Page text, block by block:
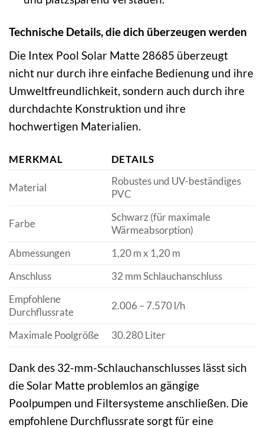
Technische Details, die dich überzeugen werden
Die Intex Pool Solar Matte 28685 überzeugt
nicht nur durch ihre einfache Bedienung und ihre
Umweltfreundlichkeit, sondern auch durch ihre
durchdachte Konstruktion und ihre
hochwertigen Materialien.
MERKMAL DETAILS
Material
Robustes und UV-beständiges
PVC
Farbe
Schwarz (für maximale
Wärmeabsorption)
Abmessungen
1,20 m x 1,20 m
Anschluss
32 mm Schlauchanschluss
Empfohlene
Durchflussrate
2.006 – 7.570 l/h
Maximale Poolgröße 30.280 Liter
Dank des 32-mm-Schlauchanschlusses lässt sich
die Solar Matte problemlos an gängige
Poolpumpen und Filtersysteme anschließen. Die
empfohlene Durchflussrate sorgt für eine